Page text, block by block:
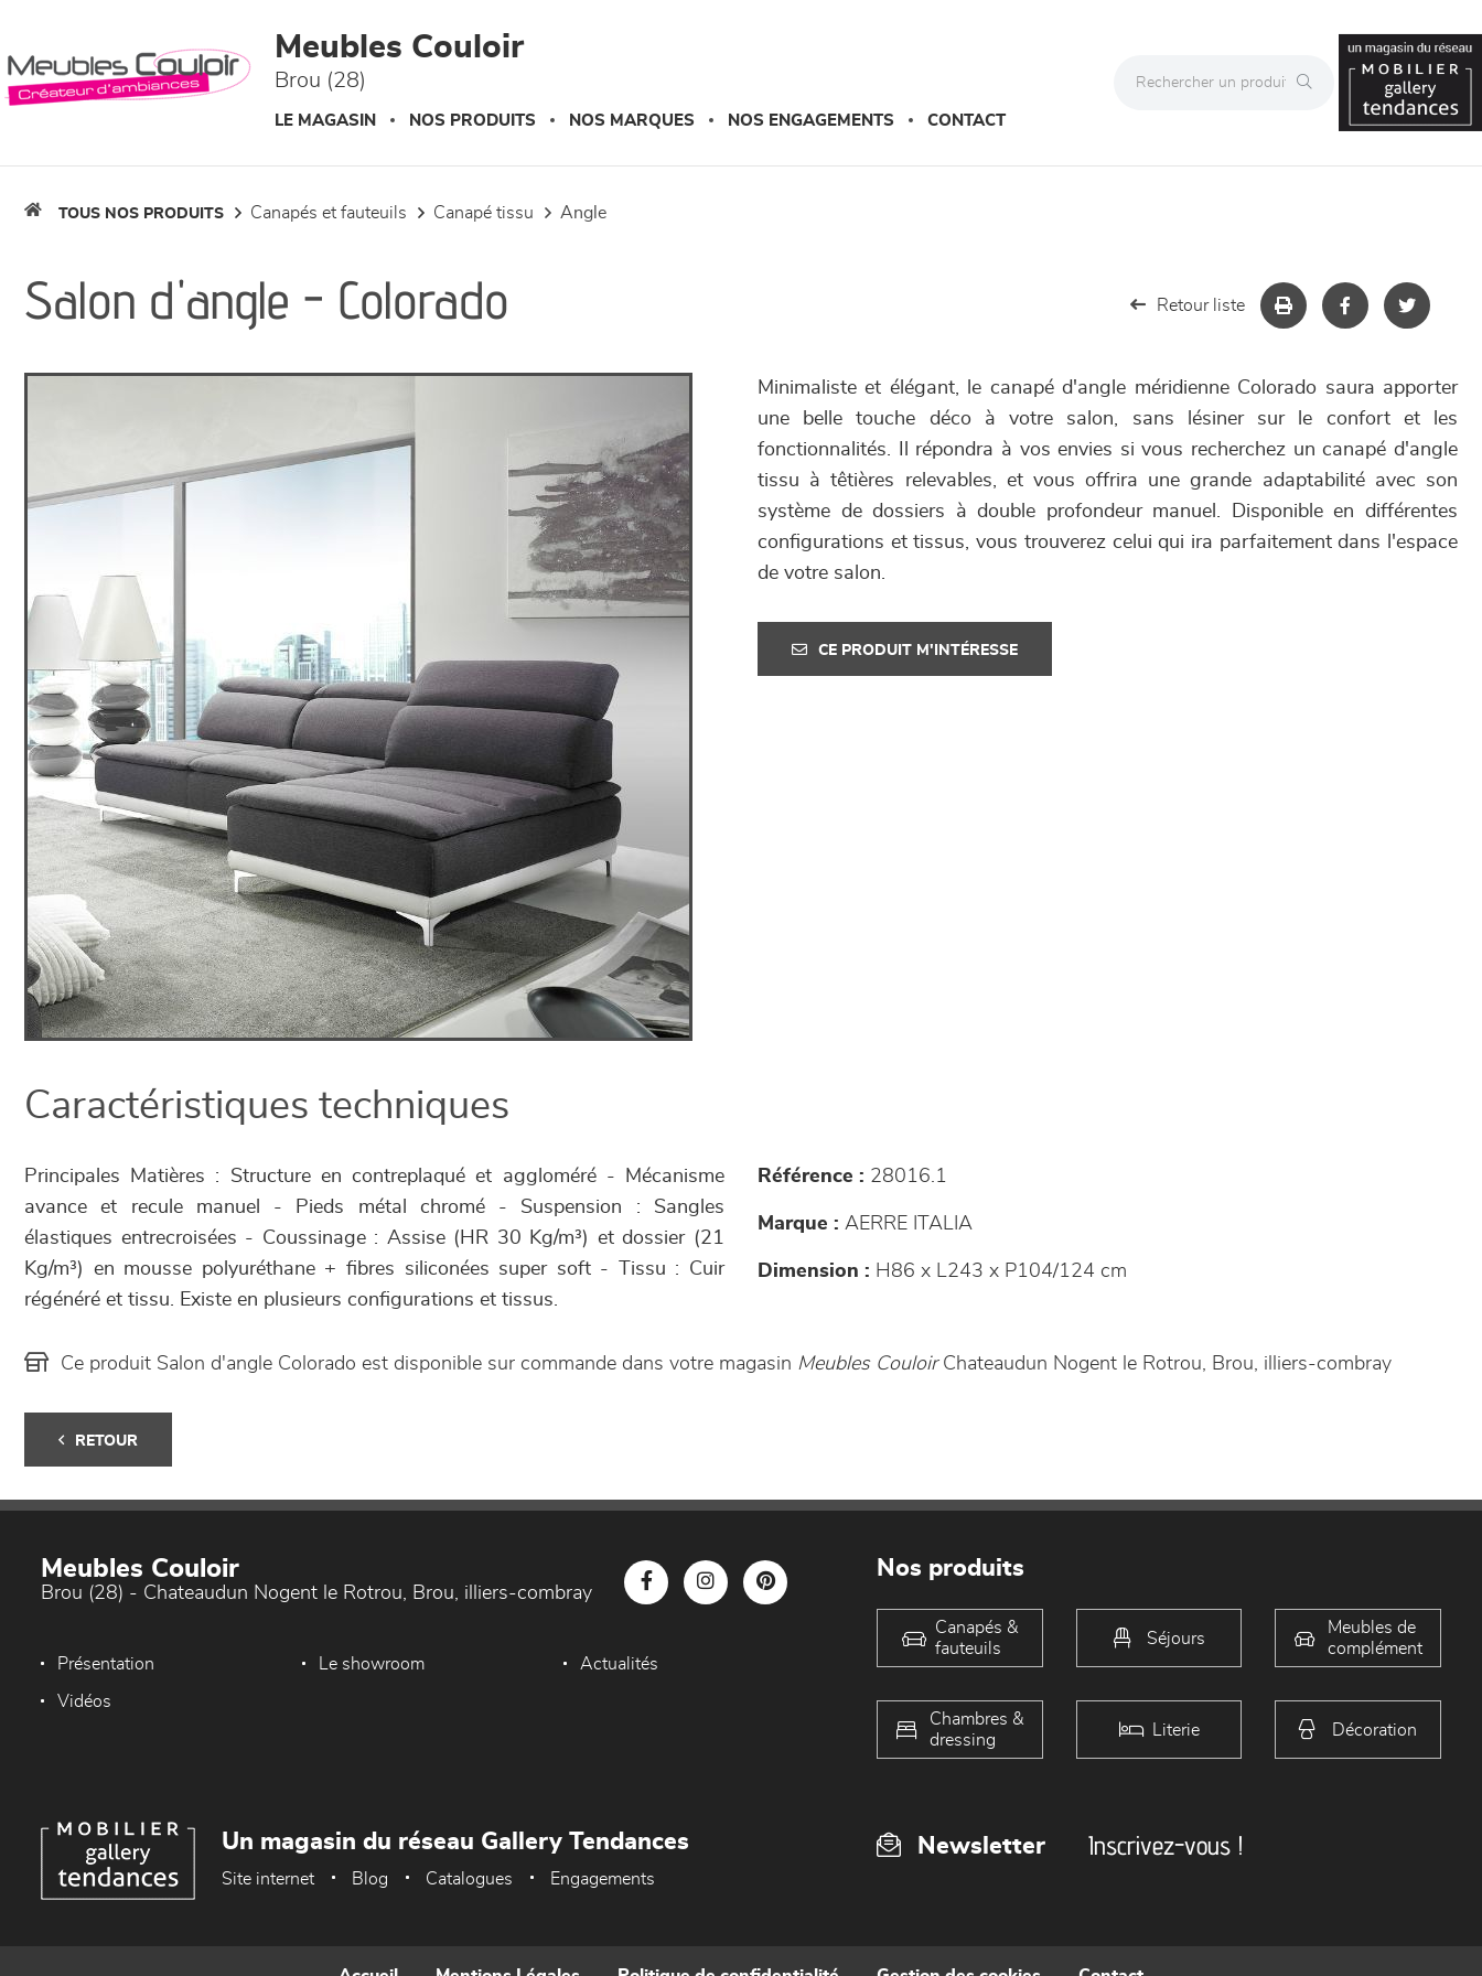
Meubles Couloir
Brou (28)
LE MAGASIN NOS PRODUITS NOS MARQUES NOS ENGAGEMENTS CONTACT
TOUS NOS PRODUITS canapés et fauteuils canapé tissu angle
Salon d'angle - Colorado Retour liste
Minimaliste et élégant, le canapé d'angle méridienne Colorado saura apporter
une belle touche déco à votre salon, sans lésiner sur le confort et les
fonctionnalités. Il répondra à vos envies si vous recherchez un canapé d'angle
tissu à têtières relevables, et vous offrira une grande adaptabilité avec son
système de dossiers à double profondeur manuel. Disponible en différentes
configurations et tissus, vous trouverez celui qui ira parfaitement dans l'espace
de votre salon.
CE PRODUIT M'INTÉRESSE
Caractéristiques techniques
Principales Matières : Structure en contreplaqué et aggloméré - Mécanisme
avance et recule manuel - Pieds métal chromé - Suspension : Sangles
élastiques entrecroisées - Coussinage : Assise (HR 30 Kg/m³) et dossier (21
Kg/m³) en mousse polyuréthane + fibres siliconées super soft - Tissu : Cuir
régénéré et tissu. Existe en plusieurs configurations et tissus.
Référence : 28016.1
Marque : AERRE ITALIA
Dimension : H86 x L243 x P104/124 cm
Ce produit Salon d'angle Colorado est disponible sur commande dans votre magasin Meubles CouloirChateaudun Nogent le Rotrou, Brou, illiers-combray
RETOUR
Meubles Couloir
Brou (28) - Chateaudun Nogent le Rotrou, Brou, illiers-combray
Présentation Le showroom Actualités
Vidéos
Nos produits
Canapés &
fauteuils
Séjours
Meubles de
complément
Chambres &
dressing
Literie Décoration
Newsletter Inscrivez-vous !
Un magasin du réseau Gallery Tendances
Site internet Blog Catalogues Engagements